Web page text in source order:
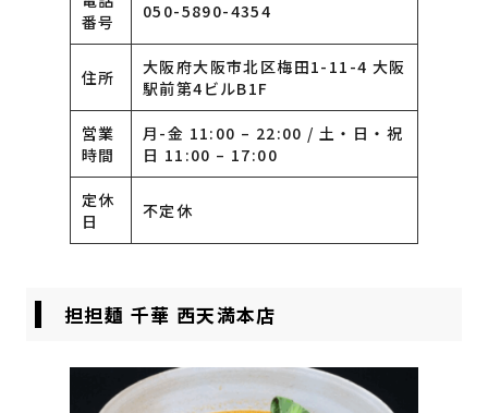
番号
050-5890-4354
住所
大阪府大阪市北区梅田1-11-4 大阪
駅前第4ビルB1F
営業
時間
月-金 11:00 – 22:00 / 土・日・祝
日 11:00 – 17:00
定休
日
不定休
担担麺 千華 西天満本店